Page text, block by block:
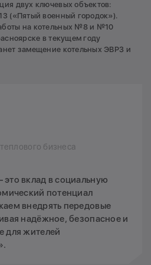
двух ключевых объектов:
(«Пятый военный городок»).
на котельных №8 и №10
в текущем году
замещение котельных ЭВРЗ и
бизнеса
вклад в социальную
потенциал
внедрять передовые
надёжное, безопасное и
для жителей